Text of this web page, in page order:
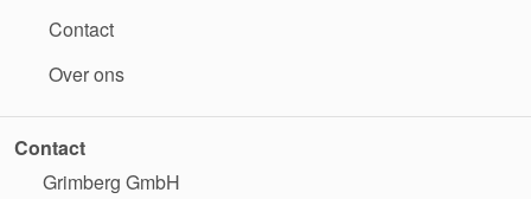
Contact
Over ons
Contact
Grimberg GmbH